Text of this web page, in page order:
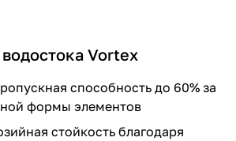
Vortex
способность до 60% за
формы элементов
стойкость благодаря